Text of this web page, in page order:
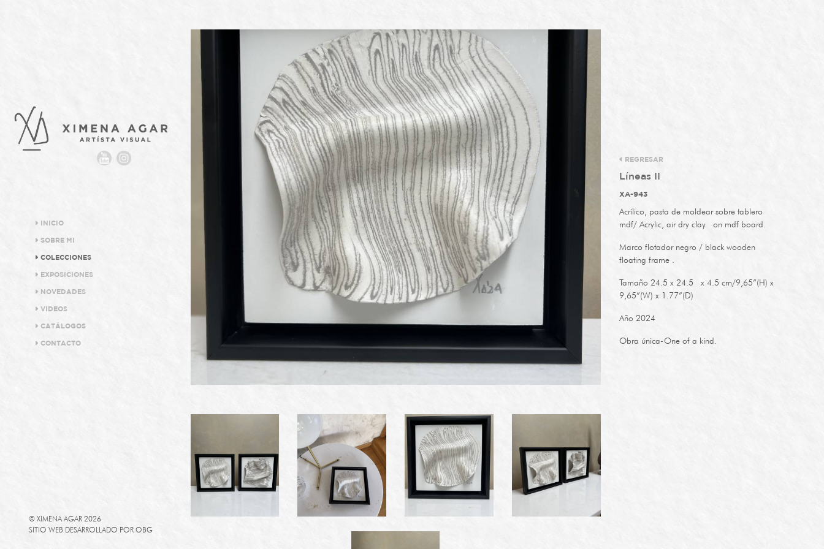
INICIO
SOBRE MI
COLECCIONES
EXPOSICIONES
NOVEDADES
VIDEOS
CATÁLOGOS
CONTACTO
REGRESAR
Líneas II
XA-943
Acrílico, pasta de moldear sobre tablero
mdf/ Acrylic, air dry clay on mdf board.
Marco flotador negro / black wooden
floating frame .
Tamaño 24.5 x 24.5 x 4.5 cm/9,65”(H) x
9,65”(W) x 1.77”(D)
Año 2024
Obra única-One of a kind.
© XIMENA AGAR 2026
SITIO WEB DESARROLLADO POR OBG